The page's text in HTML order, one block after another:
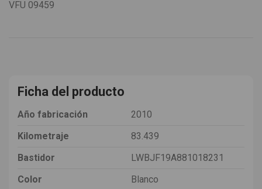
VFU 09459
Ficha del producto
Año fabricación
2010
Kilometraje
83.439
Bastidor
LWBJF19A881018231
Color
Blanco